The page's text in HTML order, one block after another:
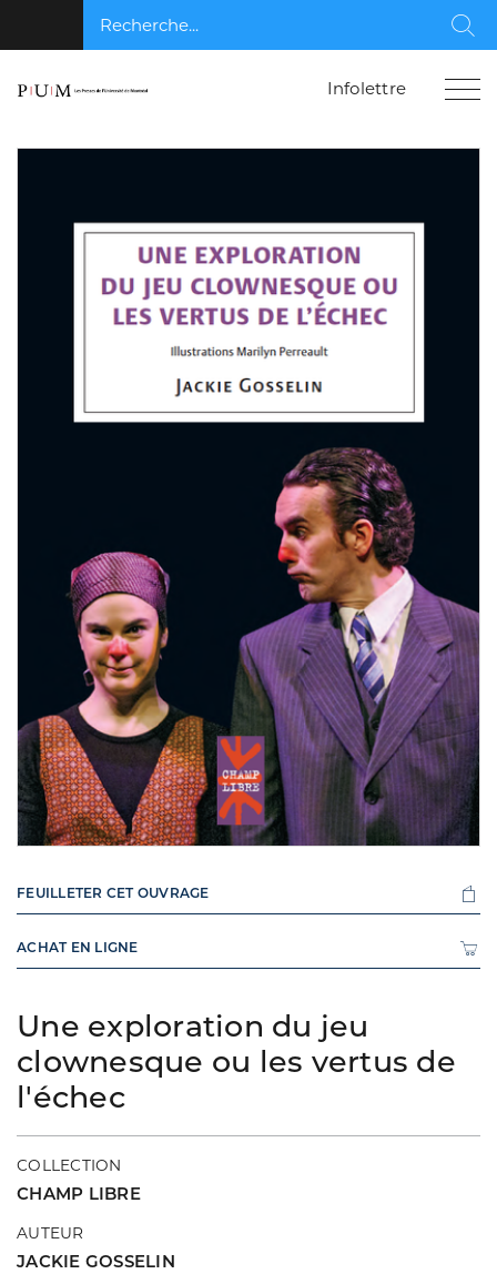
Recherche...
Infolettre
Une exploration du jeu
clownesque ou les vertus de
l'échec
COLLECTION
CHAMP LIBRE
AUTEUR
JACKIE GOSSELIN
FEUILLETER CET OUVRAGE
ACHAT EN LIGNE